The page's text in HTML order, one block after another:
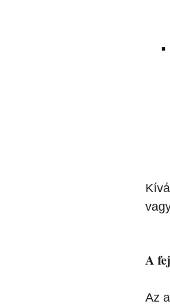
A
Az